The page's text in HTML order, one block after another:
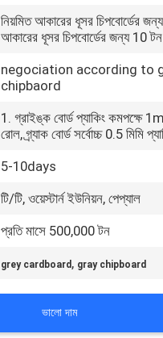
নিয়মিত আকারের ধূসর চিপবোর্ডের
আকারের ধূসর চিপবোর্ডের জন্য 10 টন
negociation according to
chipbaord
1. গ্রাইঙ্ক বোর্ড প্যাকিং কমপক্ষে
রোল, গ্র্যাক বোর্ড সর্বোচ্চ 0.5 মিমি
5-10days
টি/টি, ওয়েস্টার্ন ইউনিয়ন, পেপ্যাল
প্রতি মাসে 500,000 টন
grey cardboard , gray chipboard
ভালো দাম